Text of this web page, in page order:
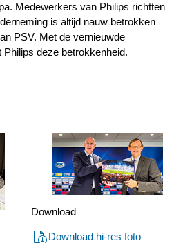
Medewerkers van Philips richtten
is altijd nauw betrokken
PSV. Met de vernieuwde
deze betrokkenheid.
Download
Download hi-res foto